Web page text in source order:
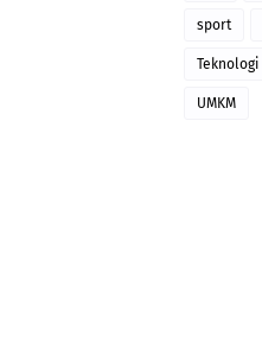
sport
Teknologi
UMKM